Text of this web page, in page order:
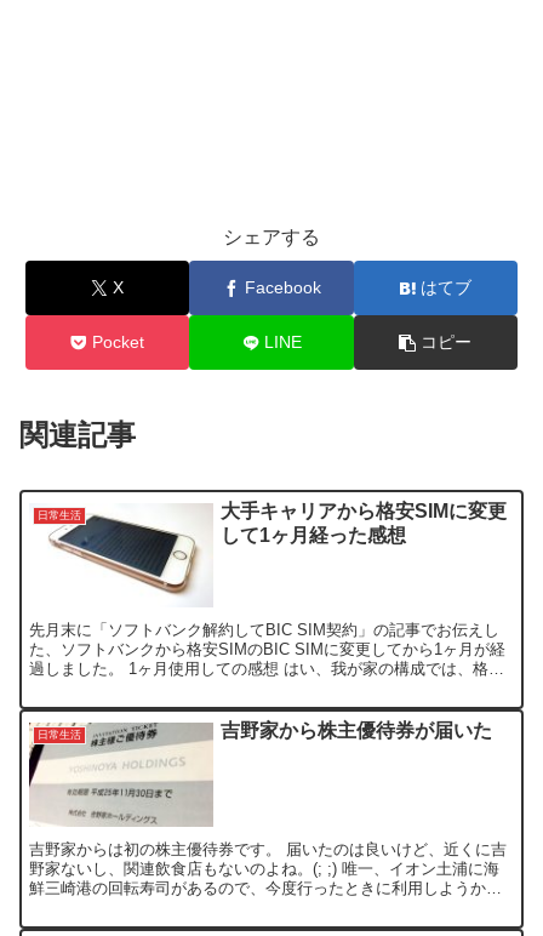
シェアする
X Facebook はてブ
Pocket LINE コピー
関連記事
日常生活
大手キャリアから格安SIMに変更
して1ヶ月経った感想
先月末に「ソフトバンク解約してBIC SIM契約」の記事でお伝えし
た、ソフトバンクから格安SIMのBIC SIMに変更してから1ヶ月が経
過しました。 1ヶ月使用しての感想 はい、我が家の構成では、格安
日常生活 吉野家から株主優待券が届いた
吉野家からは初の株主優待券です。 届いたのは良いけど、近くに吉
野家ないし、関連飲食店もないのよね。(; ;) 唯一、イオン土浦に海
鮮三崎港の回転寿司があるので、今度行ったときに利用しようか